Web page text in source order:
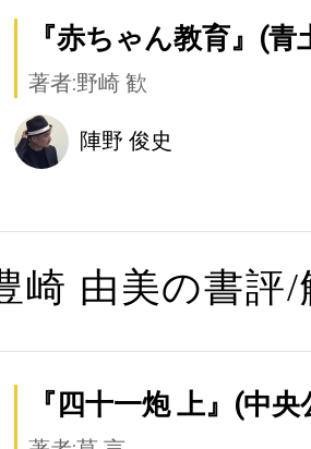
『赤ちゃん教育』(青
著者:野崎 歓
陣野 俊史
崎 由美の書評
『四十一炮 上』(中